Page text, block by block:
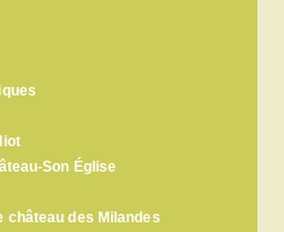
Son Église
château des Milandes